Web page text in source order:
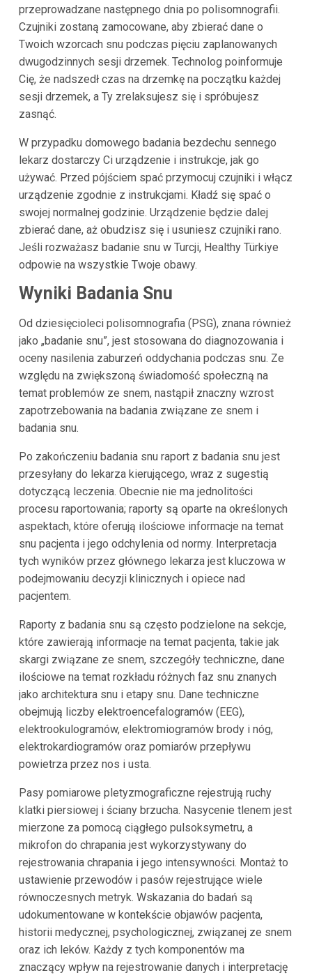
przeprowadzane następnego dnia po polisomnografii.
Czujniki zostaną zamocowane, aby zbierać dane o
Twoich wzorcach snu podczas pięciu zaplanowanych
dwugodzinnych sesji drzemek. Technolog poinformuje
Cię, że nadszedł czas na drzemkę na początku każdej
sesji drzemek, a Ty zrelaksujesz się i spróbujesz
zasnąć.
W przypadku domowego badania bezdechu sennego
lekarz dostarczy Ci urządzenie i instrukcje, jak go
używać. Przed pójściem spać przymocuj czujniki i włącz
urządzenie zgodnie z instrukcjami. Kładź się spać o
swojej normalnej godzinie. Urządzenie będzie dalej
zbierać dane, aż obudzisz się i usuniesz czujniki rano.
Jeśli rozważasz badanie snu w Turcji, Healthy Türkiye
odpowie na wszystkie Twoje obawy.
Wyniki Badania Snu
Od dziesięcioleci polisomnografia (PSG), znana również
jako „badanie snu”, jest stosowana do diagnozowania i
oceny nasilenia zaburzeń oddychania podczas snu. Ze
względu na zwiększoną świadomość społeczną na
temat problemów ze snem, nastąpił znaczny wzrost
zapotrzebowania na badania związane ze snem i
badania snu.
Po zakończeniu badania snu raport z badania snu jest
przesyłany do lekarza kierującego, wraz z sugestią
dotyczącą leczenia. Obecnie nie ma jednolitości
procesu raportowania; raporty są oparte na określonych
aspektach, które oferują ilościowe informacje na temat
snu pacjenta i jego odchylenia od normy. Interpretacja
tych wyników przez głównego lekarza jest kluczowa w
podejmowaniu decyzji klinicznych i opiece nad
pacjentem.
Raporty z badania snu są często podzielone na sekcje,
które zawierają informacje na temat pacjenta, takie jak
skargi związane ze snem, szczegóły techniczne, dane
ilościowe na temat rozkładu różnych faz snu znanych
jako architektura snu i etapy snu. Dane techniczne
obejmują liczby elektroencefalogramów (EEG),
elektrookulogramów, elektromiogramów brody i nóg,
elektrokardiogramów oraz pomiarów przepływu
powietrza przez nos i usta.
Pasy pomiarowe pletyzmograficzne rejestrują ruchy
klatki piersiowej i ściany brzucha. Nasycenie tlenem jest
mierzone za pomocą ciągłego pulsoksymetru, a
mikrofon do chrapania jest wykorzystywany do
rejestrowania chrapania i jego intensywności. Montaż to
ustawienie przewodów i pasów rejestrujące wiele
równoczesnych metryk. Wskazania do badań są
udokumentowane w kontekście objawów pacjenta,
historii medycznej, psychologicznej, związanej ze snem
oraz ich leków. Każdy z tych komponentów ma
znaczący wpływ na rejestrowanie danych i interpretację